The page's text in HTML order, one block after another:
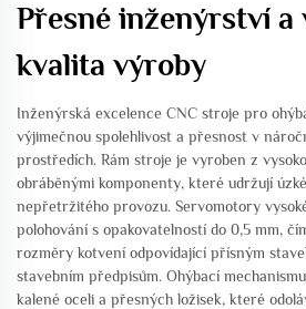
Přesné inženýrství a
kvalita výroby
Inženýrská excelence CNC stroje pro
výjimečnou spolehlivost a přesnost v
prostředích. Rám stroje je vyroben z
obráběnými komponenty, které udržují
nepřetržitého provozu. Servomotory
polohování s opakovatelností do 0,5 mm,
rozměry kotvení odpovídající přísným
stavebním předpisům. Ohýbací
kalené oceli a přesných ložisek, které